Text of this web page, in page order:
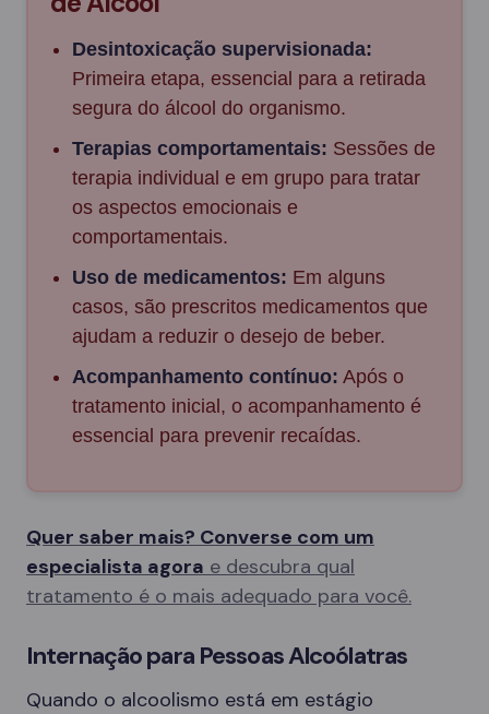
Desintoxicação supervisionada:
Primeira etapa, essencial para a retirada
segura do álcool do organismo.
Terapias comportamentais: Sessões de
terapia individual e em grupo para tratar
os aspectos emocionais e
comportamentais.
Uso de medicamentos: Em alguns
casos, são prescritos medicamentos que
ajudam a reduzir o desejo de beber.
Acompanhamento contínuo: Após o
tratamento inicial, o acompanhamento é
essencial para prevenir recaídas.
Quer saber mais? Converse com um
especialista agora e descubra qual
tratamento é o mais adequado para você.
Internação para Pessoas Alcoólatras
Quando o alcoolismo está em estágio